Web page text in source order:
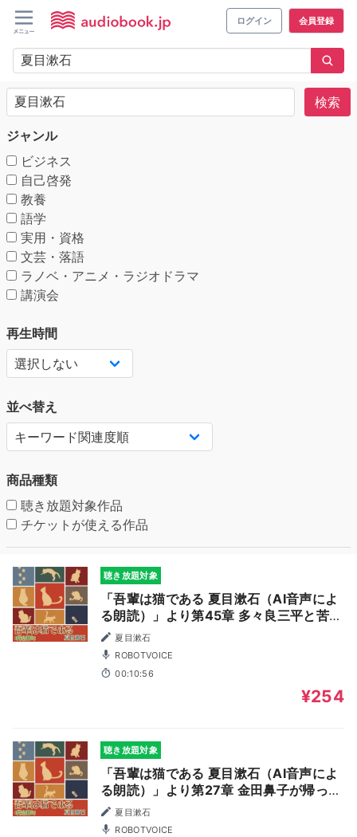
ログイン 会員登録
検索
ジャンル
ビジネス
自己啓発
教養
語学
実用・資格
文芸・落語
ラノベ・アニメ・ラジオドラマ
講演会
再生時間
並べ替え
商品種類
聴き放題対象作品
チケットが使える作品
聴き放題対象
「吾輩は猫である 夏目漱石（AI音声によ
る朗読）」より第45章 多々良三平と苦沙
弥 夏目漱石
ROBOTVOICE
00:10:56
¥254
聴き放題対象
「吾輩は猫である 夏目漱石（AI音声によ
る朗読）」より第27章 金田鼻子が帰った
後 夏目漱石
ROBOTVOICE